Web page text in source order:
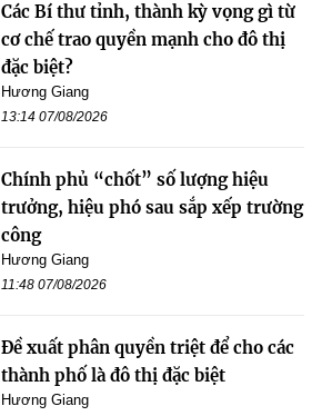
Các Bí thư tỉnh, thành kỳ vọng gì từ
cơ chế trao quyền mạnh cho đô thị
đặc biệt?
Hương Giang
13:14 07/08/2026
Chính phủ “chốt” số lượng hiệu
trưởng, hiệu phó sau sắp xếp trường
công
Hương Giang
11:48 07/08/2026
Đề xuất phân quyền triệt để cho các
thành phố là đô thị đặc biệt
Hương Giang